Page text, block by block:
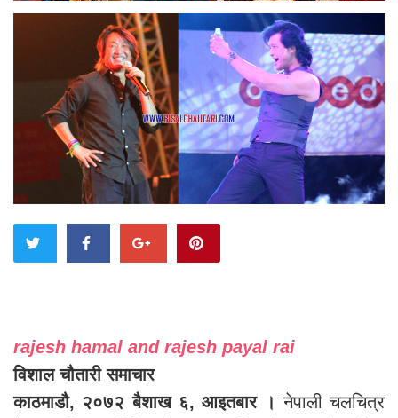
rajesh hamal and rajesh payal rai
विशाल चौतारी समाचार
काठमाडौ, २०७२ बैशाख ६, आइतबार । नेपाली चलचित्र